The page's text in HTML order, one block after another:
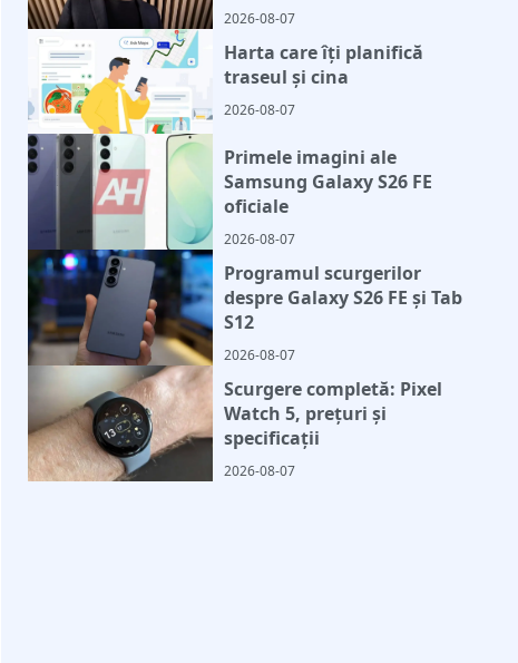
2026-08-07
Harta care îți planifică
traseul și cina
2026-08-07
Primele imagini ale
Samsung Galaxy S26 FE
oficiale
2026-08-07
Programul scurgerilor
despre Galaxy S26 FE și Tab
S12
2026-08-07
Scurgere completă: Pixel
Watch 5, prețuri și
specificații
2026-08-07